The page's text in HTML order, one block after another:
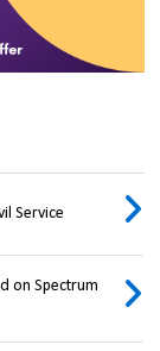
Service
on Spectrum